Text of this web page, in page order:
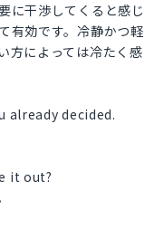
に干渉してくると感じ
有効です。冷静かつ軽
方によっては冷たく感
already decided.
it out?